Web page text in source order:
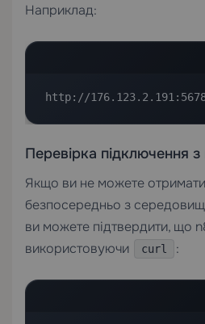
Наприклад:
http://
Перевірка підключення
Якщо ви не можете
безпосередньо з
ви можете підтвердити, що
використовуючи
curl :